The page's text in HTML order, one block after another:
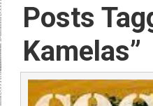
Posts
Kamelas”